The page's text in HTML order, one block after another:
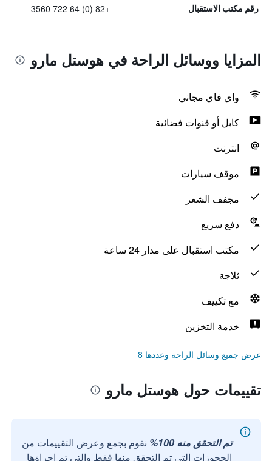
رقم مكتب الاستقبال +82 (0) 64 722 3560
المزايا ووسائل الراحة في هوستل مارو
واي فاي مجاني
كابل أو قنوات فضائية
انترنت
موقف سيارات
مجفف الشعر
دفع سريع
مكتب استقبال على مدار 24 ساعة
ثلاجة
مع تكييف
خدمة التخزين
عرض جميع وسائل الراحة وعددها 8
تقييمات حول هوستل مارو
تم التحقق منه 100%
نقوم بجمع وعرض التقييمات من
الحجوزات التي تم التحقق منها فقط والتي تم إجراؤها